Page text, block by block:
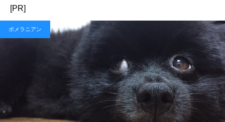
[PR]
ポメラニアン